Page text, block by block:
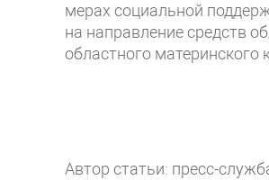
мерах социальной
на направление средств
областного материнского
Автор статьи: пресс-